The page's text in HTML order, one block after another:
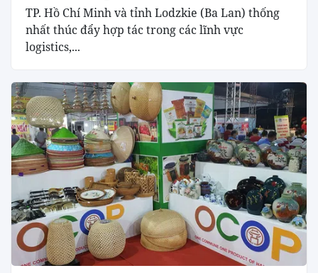
TP. Hồ Chí Minh và tỉnh Lodzkie (Ba Lan) thống
nhất thúc đẩy hợp tác trong các lĩnh vực
logistics,...